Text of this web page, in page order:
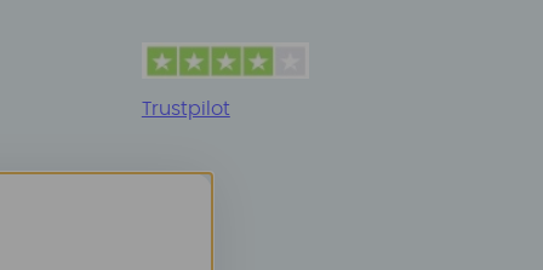
Trustpilot